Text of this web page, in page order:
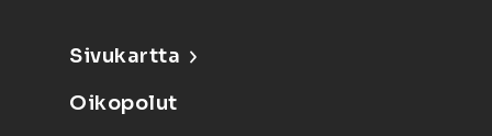
Sivukartta
Oikopolut